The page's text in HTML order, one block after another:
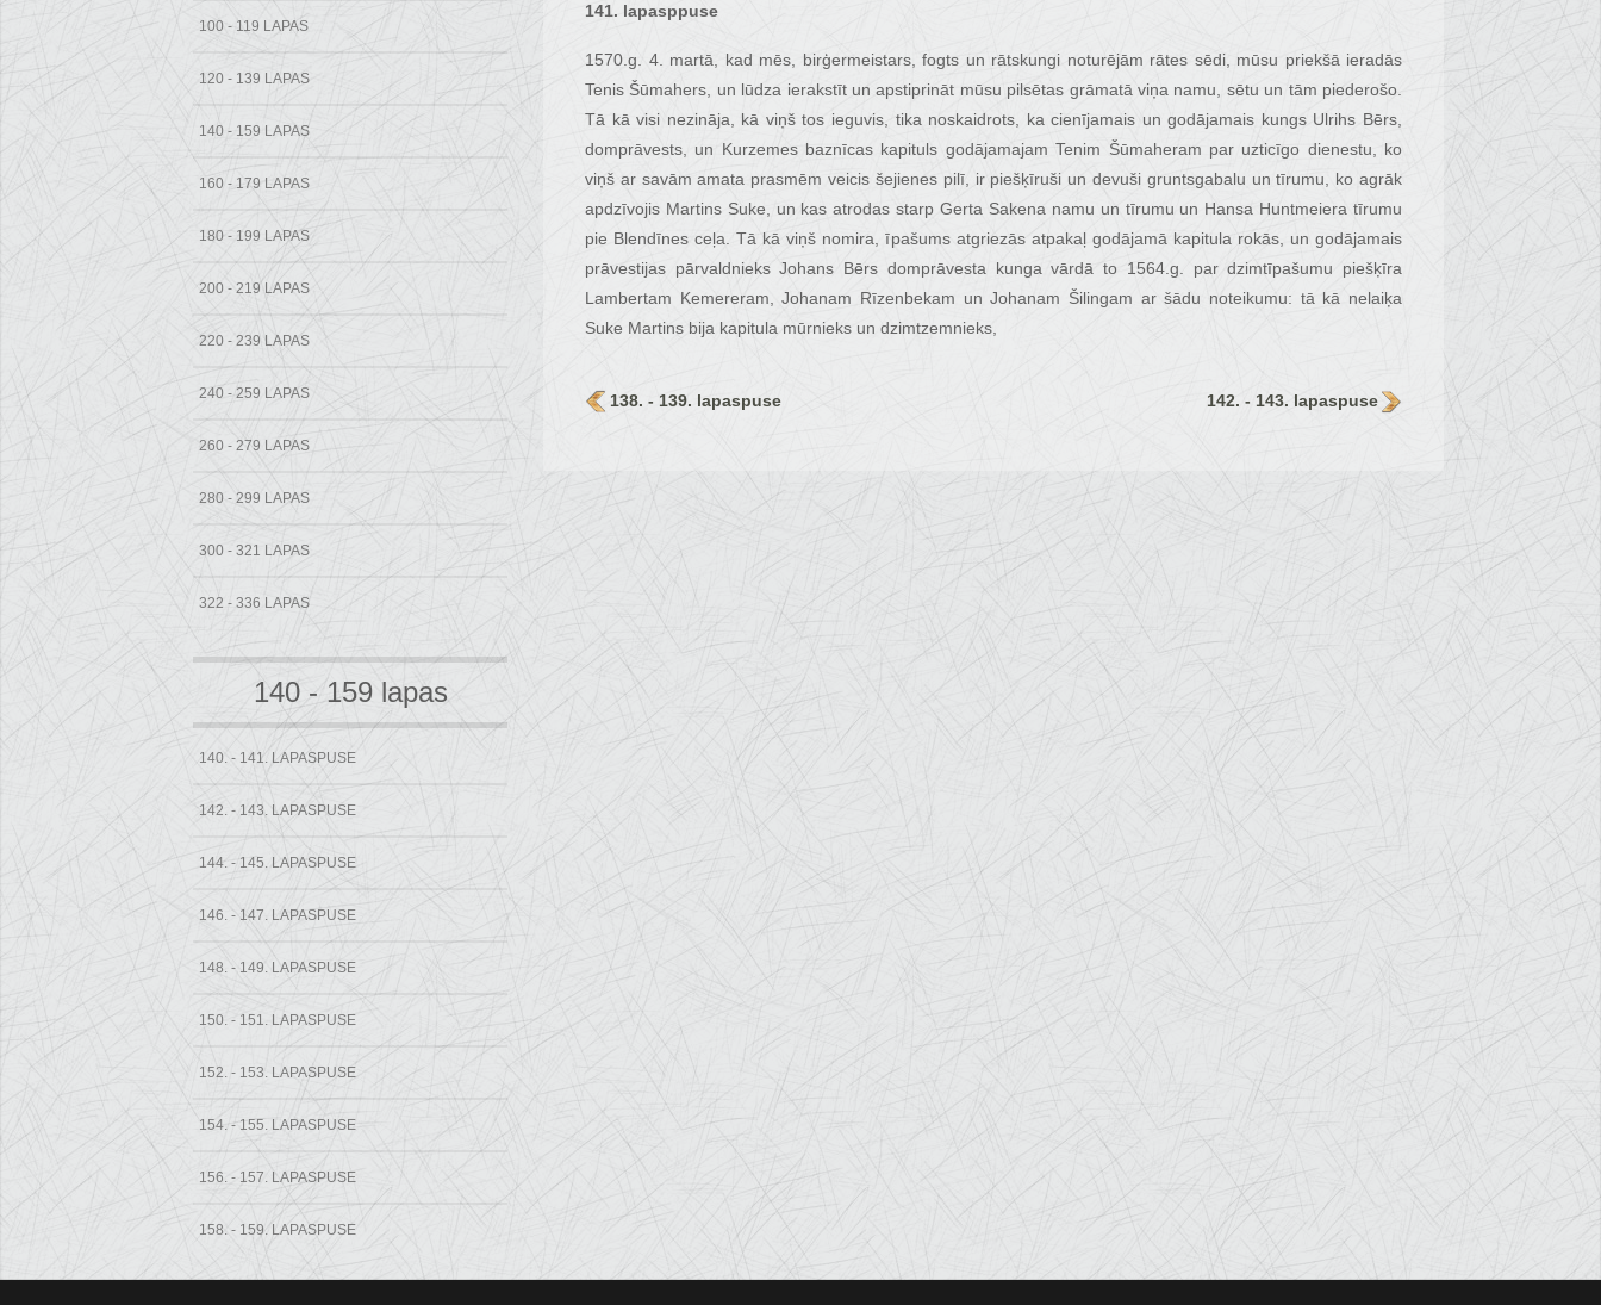
100 - 119 LAPAS
120 - 139 LAPAS
140 - 159 LAPAS
160 - 179 LAPAS
180 - 199 LAPAS
200 - 219 LAPAS
220 - 239 LAPAS
240 - 259 LAPAS
260 - 279 LAPAS
280 - 299 LAPAS
300 - 321 LAPAS
322 - 336 LAPAS
140 - 159 lapas
140. - 141. LAPASPUSE
142. - 143. LAPASPUSE
144. - 145. LAPASPUSE
146. - 147. LAPASPUSE
148. - 149. LAPASPUSE
150. - 151. LAPASPUSE
152. - 153. LAPASPUSE
154. - 155. LAPASPUSE
156. - 157. LAPASPUSE
158. - 159. LAPASPUSE
141. lapasppuse
1570.g. 4. martā, kad mēs, birģermeistars, fogts un rātskungi noturējām rātes sēdi, mūsu priekšā ieradās
Tenis Šūmahers, un lūdza ierakstīt un apstiprināt mūsu pilsētas grāmatā viņa namu, sētu un tām piederošo.
Tā kā visi nezināja, kā viņš tos ieguvis, tika noskaidrots, ka cienījamais un godājamais kungs Ulrihs Bērs,
domprāvests, un Kurzemes baznīcas kapituls godājamajam Tenim Šūmaheram par uzticīgo dienestu, ko
viņš ar savām amata prasmēm veicis šejienes pilī, ir piešķīruši un devuši gruntsgabalu un tīrumu, ko agrāk
apdzīvojis Martins Suke, un kas atrodas starp Gerta Sakena namu un tīrumu un Hansa Huntmeiera tīrumu
pie Blendīnes ceļa. Tā kā viņš nomira, īpašums atgriezās atpakaļ godājamā kapitula rokās, un godājamais
prāvestijas pārvaldnieks Johans Bērs domprāvesta kunga vārdā to 1564.g. par dzimtīpašumu piešķīra
Lambertam Kemereram, Johanam Rīzenbekam un Johanam Šilingam ar šādu noteikumu: tā kā nelaiķa
Suke Martins bija kapitula mūrnieks un dzimtzemnieks,
138. - 139. lapaspuse 142. - 143. lapaspuse